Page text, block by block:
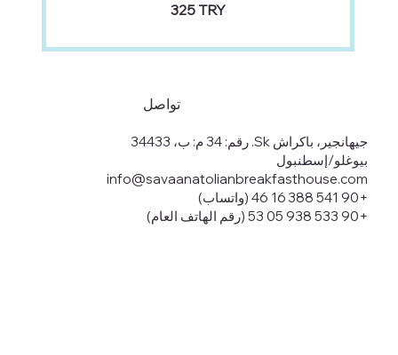
‏325 TRY
جيهانجير، باكراش Sk. رقم: 34 م: ب، 34433
بيوغلو/إسطنبول
info@savaanatolianbreakfasthouse.com
+90 541 388 16 46 (واتساب)
+90 533 938 05 53 (رقم الهاتف العام)
تواصل